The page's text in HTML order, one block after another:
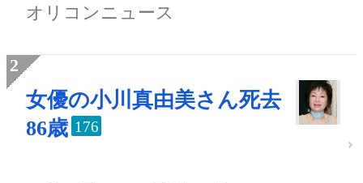
オリコンニュース
女優の小川真由美さん死去
86歳 176